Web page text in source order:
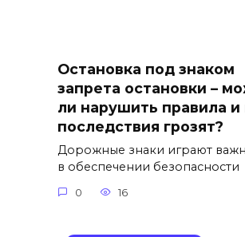
Остановка под знаком
запрета остановки –
ли нарушить правила и
последствия грозят?
Дорожные знаки играют
в обеспечении безопасности
0 16